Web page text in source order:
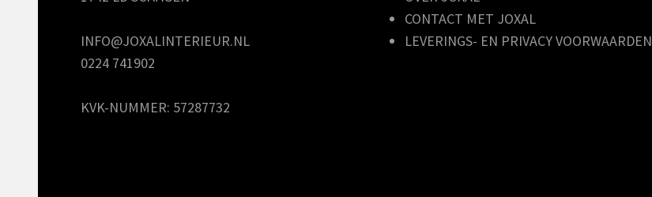
INFO@JOXALINTERIEUR.NL
0224 741902
KVK-NUMMER: 57287732
CONTACT MET JOXAL
LEVERINGS- EN PRIVACY VOORWAARDEN